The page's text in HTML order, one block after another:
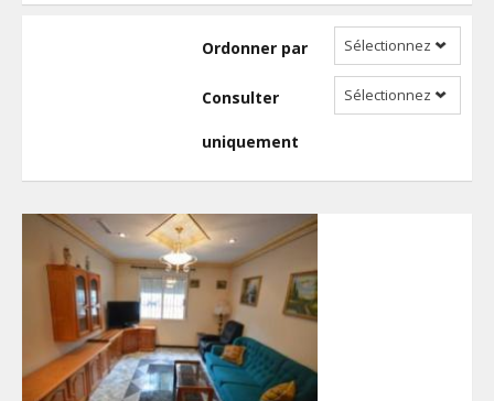
Ordonner par Sélectionnez
Consulter
uniquement
Sélectionnez